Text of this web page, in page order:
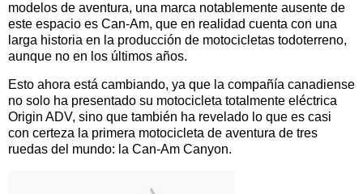
modelos de aventura, una marca notablemente ausente de
este espacio es Can-Am, que en realidad cuenta con una
larga historia en la producción de motocicletas todoterreno,
aunque no en los últimos años.
Esto ahora está cambiando, ya que la compañía canadiense
no solo ha presentado su motocicleta totalmente eléctrica
Origin ADV, sino que también ha revelado lo que es casi
con certeza la primera motocicleta de aventura de tres
ruedas del mundo: la Can-Am Canyon.